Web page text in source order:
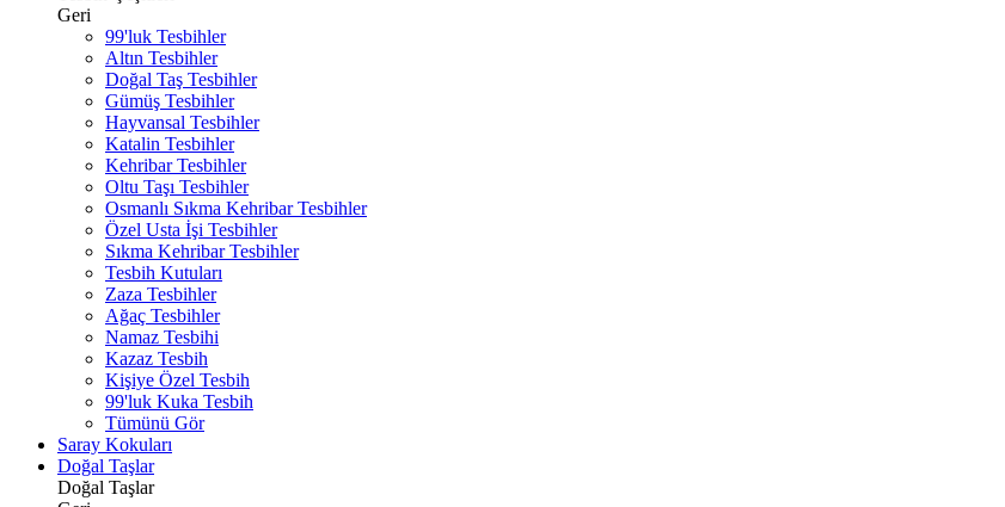
Geri
99'luk Tesbihler
Altın Tesbihler
Doğal Taş Tesbihler
Gümüş Tesbihler
Hayvansal Tesbihler
Katalin Tesbihler
Kehribar Tesbihler
Oltu Taşı Tesbihler
Osmanlı Sıkma Kehribar Tesbihler
Özel Usta İşi Tesbihler
Sıkma Kehribar Tesbihler
Tesbih Kutuları
Zaza Tesbihler
Ağaç Tesbihler
Namaz Tesbihi
Kazaz Tesbih
Kişiye Özel Tesbih
99'luk Kuka Tesbih
Tümünü Gör
Saray Kokuları
Doğal Taşlar
Doğal Taşlar